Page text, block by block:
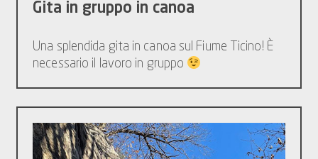
Gita in gruppo in canoa
Una splendida gita in canoa sul Fiume Ticino! È
necessario il lavoro in gruppo